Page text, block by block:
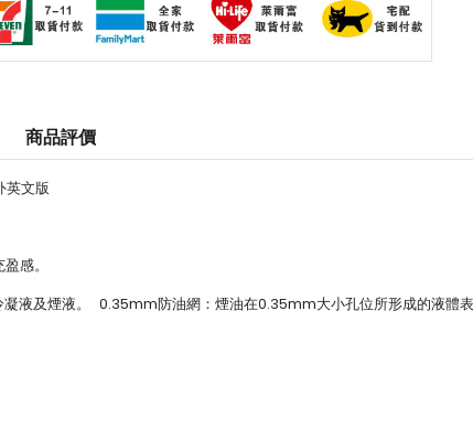
商品評價
英文版
感。
凝液及煙液。 0.35mm防油網：煙油在0.35mm大小孔位所形成的液體